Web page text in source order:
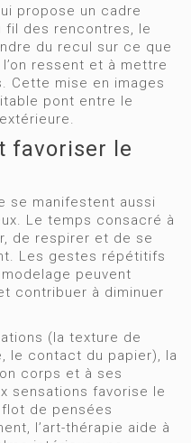
propose un cadre
fil des rencontres, le
du recul sur ce que
ressent et à mettre
Cette mise en images
pont entre le
favoriser le
se manifestent aussi
Le temps consacré à
de respirer et de se
Les gestes répétitifs
peuvent
contribuer à diminuer
(la texture de
le contact du papier), la
corps et à ses
sensations favorise le
de pensées
l’art-thérapie aide à